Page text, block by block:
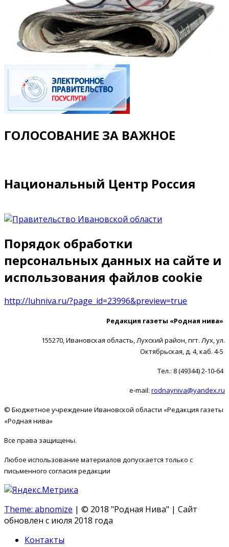
ГОЛОСОВАНИЕ ЗА ВАЖНОЕ
Национальный Центр Россия
Порядок обработки
персональных данных на сайте и
использования файлов cookie
http://luhniva.ru/?page_id=23996&preview=true
Редакция газеты «Родная нива»
155270, Ивановская область, Лухский район, пгт. Лух, ул.
Октябрьская, д. 4, каб. 4-5
Тел.: 8 (49344) 2-10-64
e-mail: rodnayniva@yandex.ru
© Бюджетное учреждение Ивановской области «Редакция газеты
«Родная нива»
Все права защищены.
Любое использование материалов допускается только с
письменного согласия редакции
Theme: abnomize | © 2018 "Родная Нива" | Сайт
обновлен с июля 2018 года
Контакты